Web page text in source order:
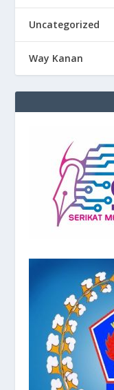
Uncategorized
Way Kanan